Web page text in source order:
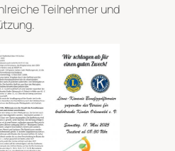
Teilnehmer und